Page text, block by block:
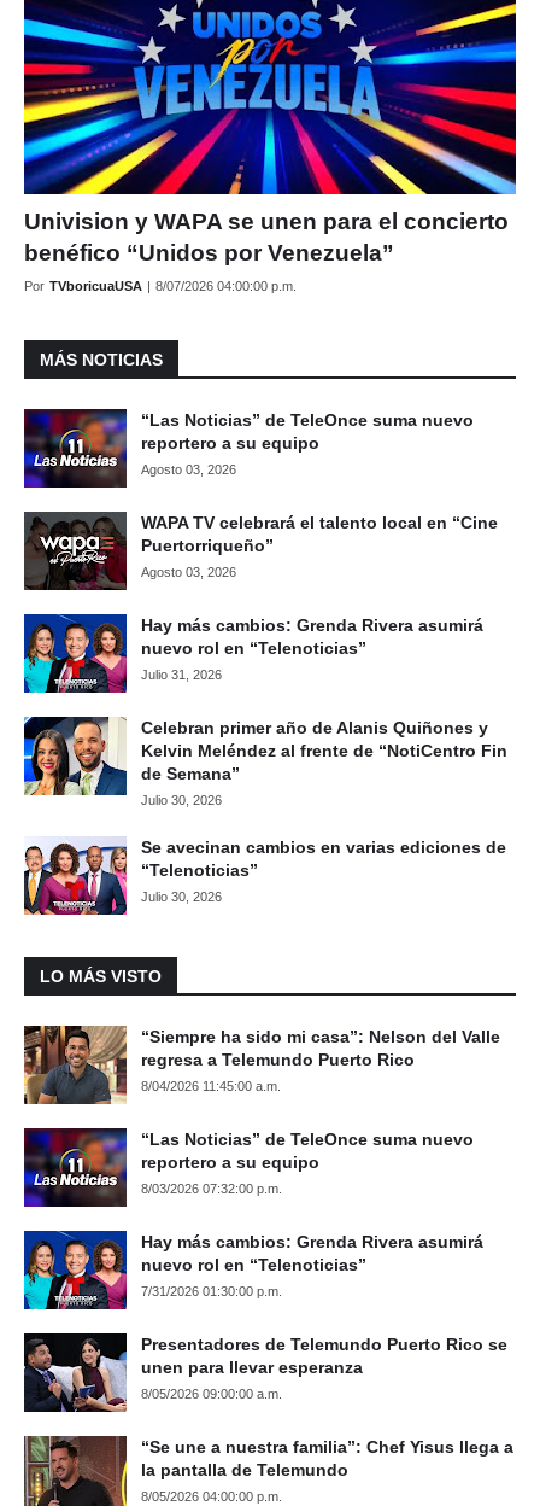
Univision y WAPA se unen para el concierto
benéfico “Unidos por Venezuela”
Por TVboricuaUSA | 8/07/2026 04:00:00 p.m.
MÁS NOTICIAS
“Las Noticias” de TeleOnce suma nuevo
reportero a su equipo
Agosto 03, 2026
WAPA TV celebrará el talento local en “Cine
Puertorriqueño”
Agosto 03, 2026
Hay más cambios: Grenda Rivera asumirá
nuevo rol en “Telenoticias”
Julio 31, 2026
Celebran primer año de Alanis Quiñones y
Kelvin Meléndez al frente de “NotiCentro Fin
de Semana”
Julio 30, 2026
Se avecinan cambios en varias ediciones de
“Telenoticias”
Julio 30, 2026
LO MÁS VISTO
“Siempre ha sido mi casa”: Nelson del Valle
regresa a Telemundo Puerto Rico
8/04/2026 11:45:00 a.m.
“Las Noticias” de TeleOnce suma nuevo
reportero a su equipo
8/03/2026 07:32:00 p.m.
Hay más cambios: Grenda Rivera asumirá
nuevo rol en “Telenoticias”
7/31/2026 01:30:00 p.m.
Presentadores de Telemundo Puerto Rico se
unen para llevar esperanza
8/05/2026 09:00:00 a.m.
“Se une a nuestra familia”: Chef Yisus llega a
la pantalla de Telemundo
8/05/2026 04:00:00 p.m.